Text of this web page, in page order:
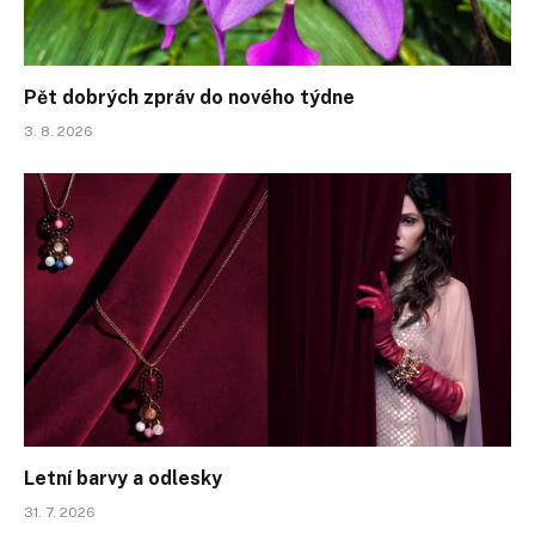
Pět dobrých zpráv do nového týdne
3. 8. 2026
Letní barvy a odlesky
31. 7. 2026